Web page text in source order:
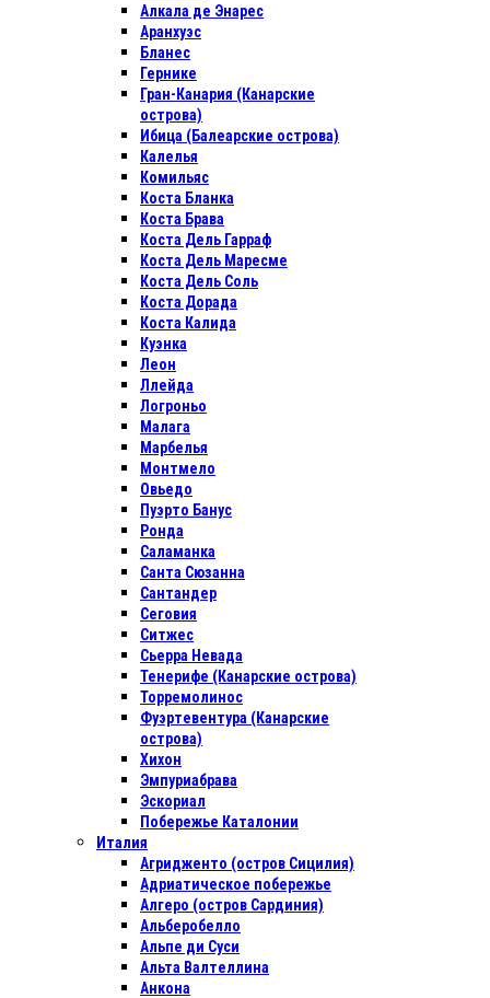
Алкала де Энарес
Аранхуэс
Бланес
Гернике
Гран-Канария (Канарские
острова)
Ибица (Балеарские острова)
Калелья
Комильяс
Коста Бланка
Коста Брава
Коста Дель Гарраф
Коста Дель Маресме
Коста Дель Соль
Коста Дорада
Коста Калида
Куэнка
Леон
Ллейда
Логроньо
Малага
Марбелья
Монтмело
Овьедо
Пуэрто Банус
Ронда
Саламанка
Санта Сюзанна
Сантандер
Сеговия
Ситжес
Сьерра Невада
Тенерифе (Канарские острова)
Торремолинос
Фуэртевентура (Канарские
острова)
Хихон
Эмпуриабрава
Эскориал
Побережье Каталонии
Италия
Агридженто (остров Сицилия)
Адриатическое побережье
Алгеро (остров Сардиния)
Альберобелло
Альпе ди Суси
Альта Валтеллина
Анкона